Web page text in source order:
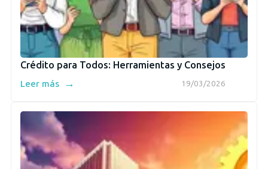
Crédito para Todos: Herramientas y Consejos
19/03/2026
Leer más →